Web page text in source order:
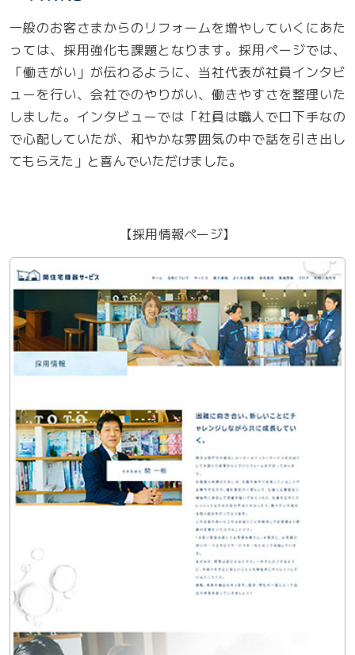
一般のお客さまからのリフォームを増やしていくにあた
っては、採用強化も課題となります。採用ページでは、
「働きがい」が伝わるように、当社代表が社員インタビ
ューを行い、会社でのやりがい、働きやすさを整理いた
しました。インタビューでは「社員は職人で口下手なの
で心配していたが、和やかな雰囲気の中で話を引き出し
てもらえた」と喜んでいただけました。
【採用情報ページ】